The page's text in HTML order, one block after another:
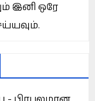
இனி ஒரே